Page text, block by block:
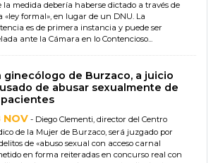
la medida debería haberse dictado a través de
«ley formal», en lugar de un DNU. La
es de primera instancia y puede ser
ante la Cámara en lo Contencioso...
ginecólogo de Burzaco, a juicio
de abusar sexualmente de
pacientes
NOV - Diego Clementi, director del Centro
de la Mujer de Burzaco, será juzgado por
de «abuso sexual con acceso carnal
en forma reiteradas en concurso real con